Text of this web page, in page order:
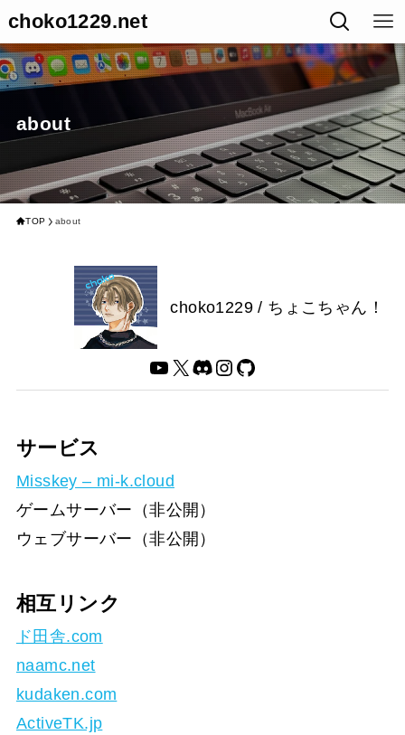
choko1229.net
about
TOP about
choko1229 / ちょこちゃん！
YouTube
X Discord
Instagram
GitHub
サービス
Misskey – mi-k.cloud
ゲームサーバー（非公開）
ウェブサーバー（非公開）
相互リンク
ド田舎.com
naamc.net
kudaken.com
ActiveTK.jp